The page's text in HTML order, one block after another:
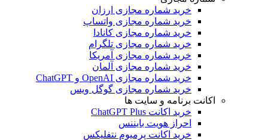
خرید شماره مجازی ارزان
خرید شماره مجازی واتساپ
خرید شماره مجازی کانادا
خرید شماره مجازی تلگرام
خرید شماره مجازی آمریکا
خرید شماره مجازی آلمان
خرید شماره مجازی OpenAI و ChatGPT
خرید شماره مجازی گوگل ویس
اکانت برنامه و سایت ها
خرید اکانت ChatGPT Plus
احراز هویت بایننس
خرید اکانت پرمیوم نتفلیکس